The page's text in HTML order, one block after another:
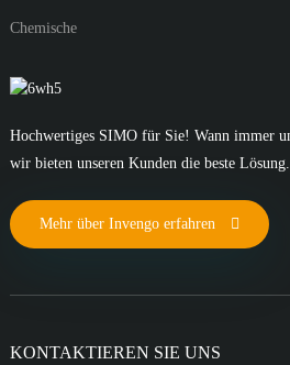
Chemische
Hochwertiges SIMO für Sie! Wann immer
wir bieten unseren Kunden die beste Lösung.
Mehr über Invengo erfahren
KONTAKTIEREN SIE UNS